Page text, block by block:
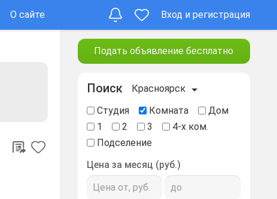
О сайте Вход и регистрация
Подать объявление бесплатно
Поиск
Красноярск
Студия
Комната
Дом
1
2 3
4-х ком.
Подселение
Цена за месяц (руб.)